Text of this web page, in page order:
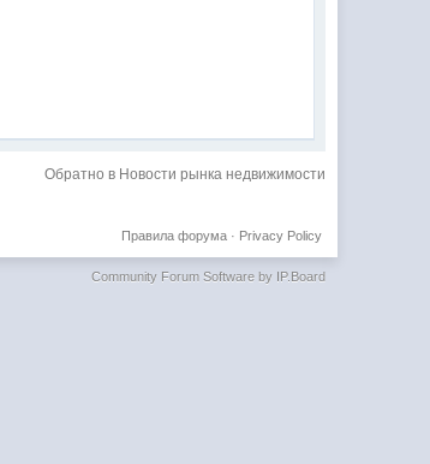
Обратно в Новости рынка недвижимости
Privacy Policy
Правила форума·
Community Forum Software by IP.Board